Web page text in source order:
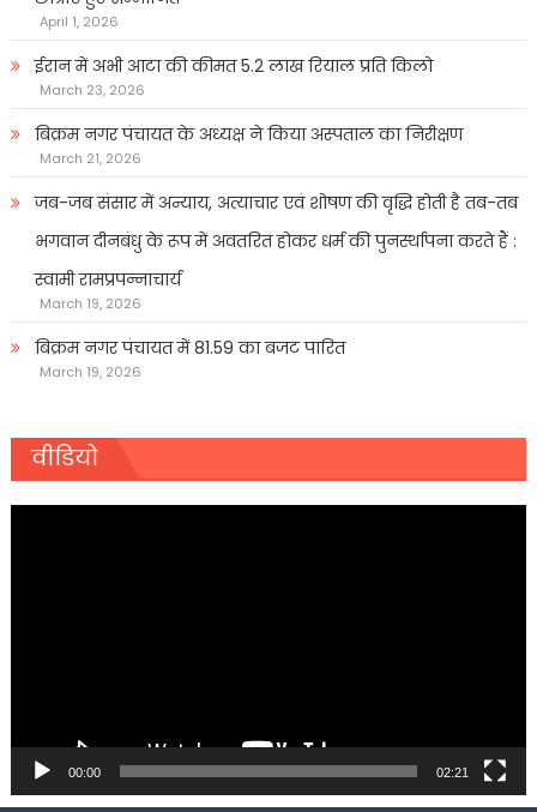
April 1, 2026
ईरान में अभी आटा की कीमत 5.2 लाख रियाल प्रति किलो
March 23, 2026
बिक्रम नगर पंचायत के अध्यक्ष ने किया अस्पताल का निरीक्षण
March 21, 2026
जब-जब संसार में अन्याय, अत्याचार एवं शोषण की वृद्धि होती है तब-तब
भगवान दीनबंधु के रूप में अवतरित होकर धर्म की पुनर्स्थापना करते हैं :
स्वामी रामप्रपन्नाचार्य
March 19, 2026
बिक्रम नगर पंचायत में 81.59 का बजट पारित
March 19, 2026
वीडियो
00:00 02:21